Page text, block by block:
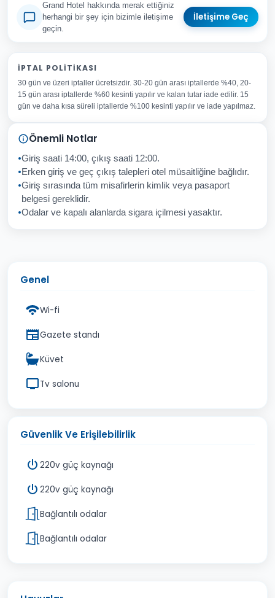
Grand Hotel hakkında merak ettiğiniz
herhangi bir şey için bizimle iletişime
geçin.
İletişime Geç
Adınız Soyadınız
E-posta Adresiniz
Konu
Sorunuz
İptal Gönder
İPTAL POLITIKASI
30 gün ve üzeri iptaller ücretsizdir. 30-20 gün arası iptallerde %40, 20-
15 gün arası iptallerde %60 kesinti yapılır ve kalan tutar iade edilir. 15
gün ve daha kısa süreli iptallerde %100 kesinti yapılır ve iade yapılmaz.
Önemli Notlar
Giriş saati 14:00, çıkış saati 12:00.
Erken giriş ve geç çıkış talepleri otel müsaitliğine bağlıdır.
Giriş sırasında tüm misafirlerin kimlik veya pasaport
belgesi gereklidir.
Odalar ve kapalı alanlarda sigara içilmesi yasaktır.
Genel
Wi-fi
Gazete standı
Küvet
Tv salonu
Güvenlik Ve Erişilebilirlik
220v güç kaynağı
220v güç kaynağı
Bağlantılı odalar
Bağlantılı odalar